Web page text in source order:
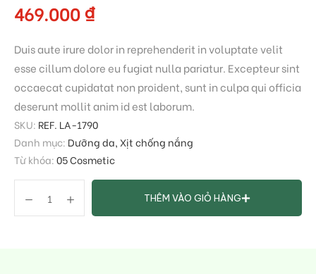
469.000 ₫
Duis aute irure dolor in reprehenderit in voluptate velit
esse cillum dolore eu fugiat nulla pariatur. Excepteur sint
occaecat cupidatat non proident, sunt in culpa qui officia
deserunt mollit anim id est laborum.
SKU: REF. LA-1790
Danh mục: Dưỡng da,Xịt chống nắng
Từ khóa:05 Cosmetic
THÊM VÀO GIỎ HÀNG